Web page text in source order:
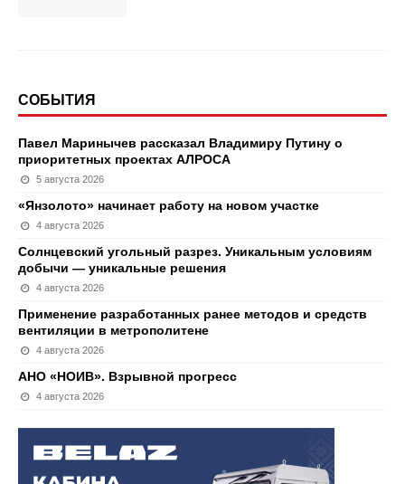
СОБЫТИЯ
Павел Маринычев рассказал Владимиру Путину о
приоритетных проектах АЛРОСА
5 августа 2026
«Янзолото» начинает работу на новом участке
4 августа 2026
Солнцевский угольный разрез. Уникальным условиям
добычи — уникальные решения
4 августа 2026
Применение разработанных ранее методов и средств
вентиляции в метрополитене
4 августа 2026
АНО «НОИВ». Взрывной прогресс
4 августа 2026